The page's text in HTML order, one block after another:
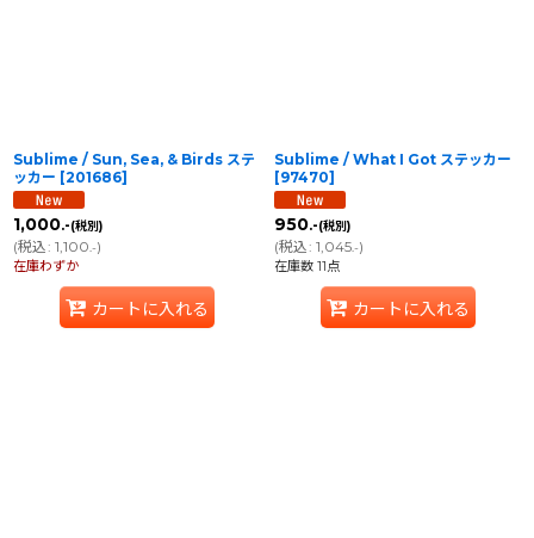
Sublime / Sun, Sea, & Birds ステ
ッカー [201686]
1,000.-(税別)
(税込: 1,100.-)
在庫わずか
カートに入れる
Sublime / What I Got ステッカー
[97470]
950.-(税別)
(税込: 1,045.-)
在庫数 11点
カートに入れる